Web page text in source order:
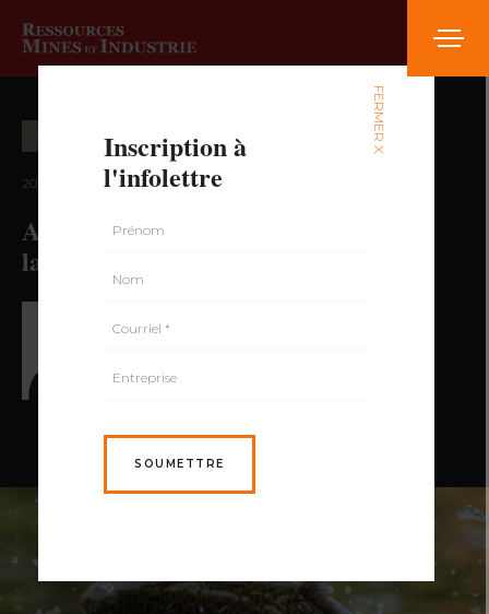
2024 — volume 8, numéro 4
Azote ammoniacal : analyse en
laboratoire
FERMER X
Inscription à
l'infolettre
SOUMETTRE